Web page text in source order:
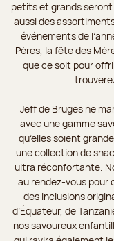
petits et grands
aussi des
événements de
Pères, la fête des
que ce soit pour
Jeff de Bruges ne
avec une gamme
qu’elles soient
une collection de
ultra réconfortante.
au rendez-vous pour
des inclusions
d’Équateur, de
nos savoureux